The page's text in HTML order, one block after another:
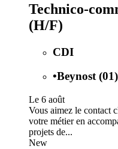
Technico-
(H/F)
CDI
•Beynost (01)
Le 6 août
Vous aimez le contact
votre métier en
projets de...
New